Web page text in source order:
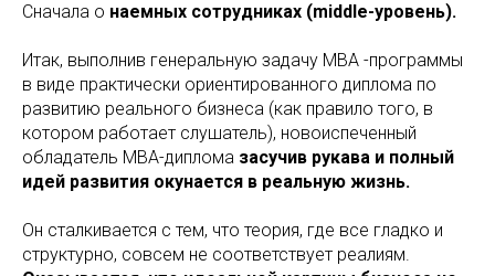
Сначала о наемных сотрудниках (middle-уровень).
Итак, выполнив генеральную задачу MBA -программы
в виде практически ориентированного диплома по
развитию реального бизнеса (как правило того, в
котором работает слушатель), новоиспеченный
обладатель MBA-диплома засучив рукава и полный
идей развития окунается в реальную жизнь.
Он сталкивается с тем, что теория, где все гладко и
структурно, совсем не соответствует реалиям.